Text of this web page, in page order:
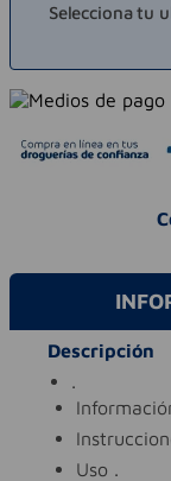
Selecciona tu
Descripción
.
uso .